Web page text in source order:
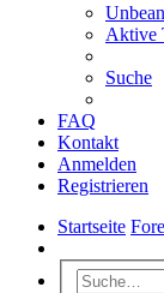
Aktive
Suche
FAQ
Kontakt
Anmelden
Registrieren
Startseite